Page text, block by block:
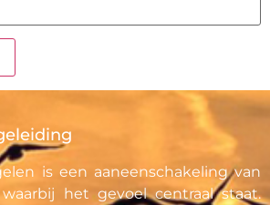
is een aaneenschakeling van
het gevoel centraal staat.